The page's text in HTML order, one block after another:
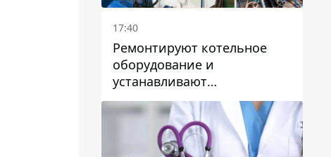
17:40
Ремонтируют котельное
оборудование и
устанавливают
генераторные установки:
как в Днепре готовятся к
отопительному сезону